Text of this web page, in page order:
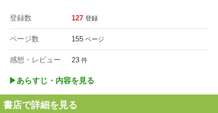
登録数 127 登録
ページ数 155 ページ
感想・レビュー 23 件
▶︎あらすじ・内容を見る
書店で詳細を見る